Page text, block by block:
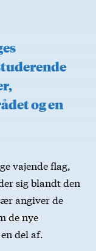
og en
vajende flag,
sig blandt den
angiver de
de nye
del af.